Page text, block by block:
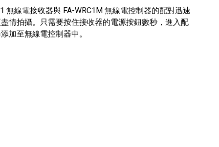
無線電接收器與 FA-WRC1M 無線電控制器的配對迅速
情拍攝。只需要按住接收器的電源按鈕數秒，進入配
加至無線電控制器中。